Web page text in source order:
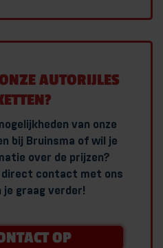
AUTORIJLES
van onze
bij Bruinsma of wil je
over de prijzen?
contact met ons
je graag verder!
OP